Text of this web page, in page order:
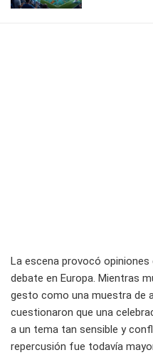
La escena provocó
debate en Europa. Mientras
gesto como una muestra de
cuestionaron que una
a un tema tan sensible y
repercusión fue todavía